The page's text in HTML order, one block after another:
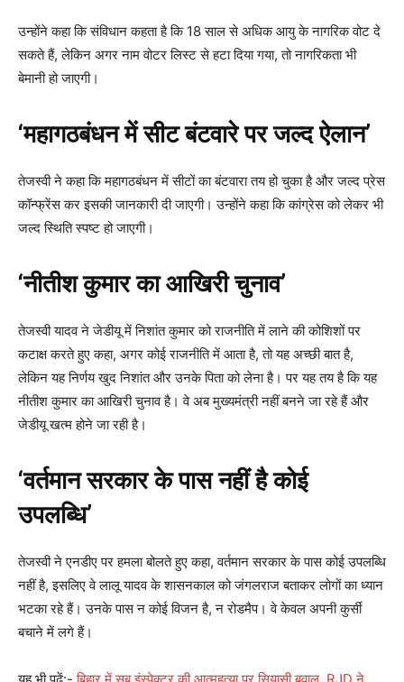
उन्होंने कहा कि संविधान कहता है कि 18 साल से अधिक आयु के नागरिक वोट दे
सकते हैं, लेकिन अगर नाम वोटर लिस्ट से हटा दिया गया, तो नागरिकता भी
बेमानी हो जाएगी।
‘महागठबंधन में सीट बंटवारे पर जल्द ऐलान’
तेजस्वी ने कहा कि महागठबंधन में सीटों का बंटवारा तय हो चुका है और जल्द प्रेस
कॉन्फ्रेंस कर इसकी जानकारी दी जाएगी। उन्होंने कहा कि कांग्रेस को लेकर भी
जल्द स्थिति स्पष्ट हो जाएगी।
‘नीतीश कुमार का आखिरी चुनाव’
तेजस्वी यादव ने जेडीयू में निशांत कुमार को राजनीति में लाने की कोशिशों पर
कटाक्ष करते हुए कहा, अगर कोई राजनीति में आता है, तो यह अच्छी बात है,
लेकिन यह निर्णय खुद निशांत और उनके पिता को लेना है। पर यह तय है कि यह
नीतीश कुमार का आखिरी चुनाव है। वे अब मुख्यमंत्री नहीं बनने जा रहे हैं और
जेडीयू खत्म होने जा रही है।
‘वर्तमान सरकार के पास नहीं है कोई
उपलब्धि’
तेजस्वी ने एनडीए पर हमला बोलते हुए कहा, वर्तमान सरकार के पास कोई उपलब्धि
नहीं है, इसलिए वे लालू यादव के शासनकाल को जंगलराज बताकर लोगों का ध्यान
भटका रहे हैं। उनके पास न कोई विजन है, न रोडमैप। वे केवल अपनी कुर्सी
बचाने में लगे हैं।